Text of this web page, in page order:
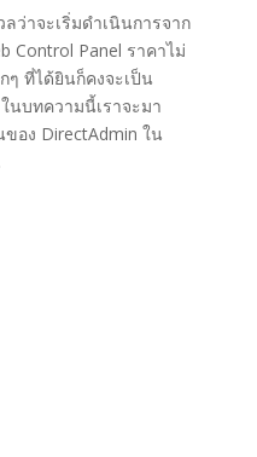
ลว่าจะเริ่มดำเนินการจาก
Control Panel ราคาไม่
ๆ ที่ได้ยินก็คงจะเป็น
นบทความนี้เราจะมา
อง DirectAdmin ใน